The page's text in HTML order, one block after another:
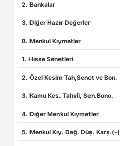
2. Bankalar
3. Diğer Hazır Değerler
B. Menkul Kıymetler
1. Hisse Senetleri
2. Özel Kesim Tah,Senet ve Bon.
3. Kamu Kes. Tahvil, Sen.Bono.
4. Diğer Menkul Kıymetler
5. Menkul Kıy. Değ. Düş. Karş.(-)